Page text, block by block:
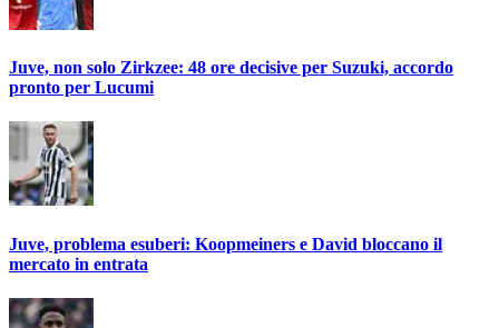
Juve, non solo Zirkzee: 48 ore decisive per Suzuki, accordo
pronto per Lucumi
Juve, problema esuberi: Koopmeiners e David bloccano il
mercato in entrata